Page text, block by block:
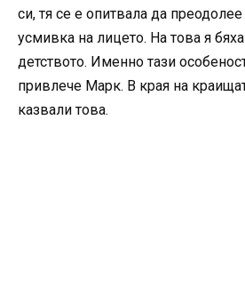
си, тя се е опитвала да
усмивка на лицето. На това я
детството. Именно тази
привлече Марк. В края на
казвали това.